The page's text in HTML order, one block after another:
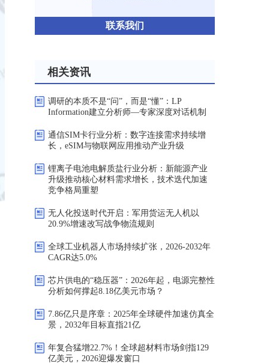
联系我们
相关资讯
调研的本质不是“问”，而是“懂”：LP
Information建立分析师—专家深度对话机制
通信SIM卡行业分析：数字连接需求持续增
长，eSIM与物联网应用推动产业升级
锂离子电池电解质盐行业分析：新能源产业
升级推动核心材料需求增长，技术迭代加速
竞争格局重塑
无人化投送时代开启：军用货运无人机以
20.9%增速改写战争物流规则
全球工业机器人市场持续扩张，2026-2032年
CAGR达5.0%
芯片供电的“稳压器”：2026年起，电源完整性
分析如何撑起8.18亿美元市场？
7.86亿只是序章：2025年全球硬件加速仿真全
景，2032年目标直指21亿
年复合猛增22.7%！全球超材料市场剑指129
亿美元，2026迎爆发窗口